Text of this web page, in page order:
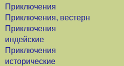
Приключения
Приключения, вестерн
Приключения
индейские
Приключения
исторические